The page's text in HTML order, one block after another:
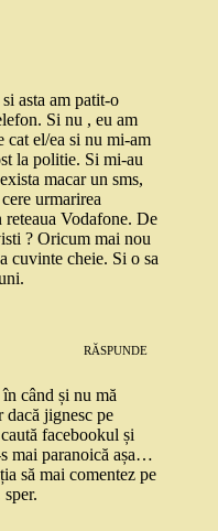
asta am patit-o
Si nu , eu am
cat el/ea si nu mi-am
la politie. Si mi-au
macar un sms,
urmarirea
Vodafone. De
? Oricum mai nou
cuvinte cheie. Si o sa
RĂSPUNDE
când și nu mă
dacă jignesc pe
facebookul și
mai paranoică așa…
să mai comentez pe